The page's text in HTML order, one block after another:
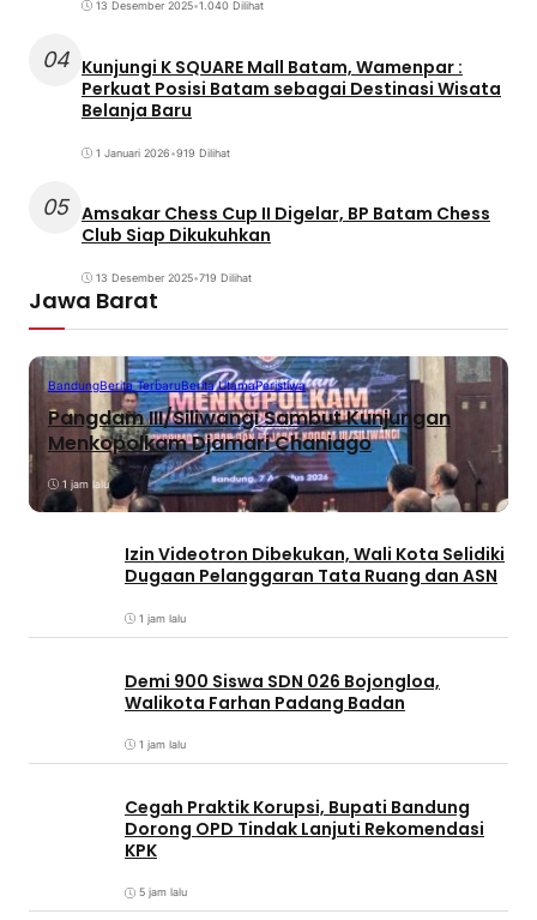
13 Desember 2025•1.040 Dilihat
04 Kunjungi K SQUARE Mall Batam, Wamenpar :
Perkuat Posisi Batam sebagai Destinasi Wisata
Belanja Baru
1 Januari 2026•919 Dilihat
05 Amsakar Chess Cup II Digelar, BP Batam Chess
Club Siap Dikukuhkan
13 Desember 2025•719 Dilihat
Jawa Barat
BandungBerita TerbaruBerita UtamaPeristiwa
Pangdam III/Siliwangi Sambut Kunjungan
Menkopolkam Djamari Chaniago
1 jam lalu
Izin Videotron Dibekukan, Wali Kota Selidiki
Dugaan Pelanggaran Tata Ruang dan ASN
1 jam lalu
Demi 900 Siswa SDN 026 Bojongloa,
Walikota Farhan Padang Badan
1 jam lalu
Cegah Praktik Korupsi, Bupati Bandung
Dorong OPD Tindak Lanjuti Rekomendasi
KPK
5 jam lalu